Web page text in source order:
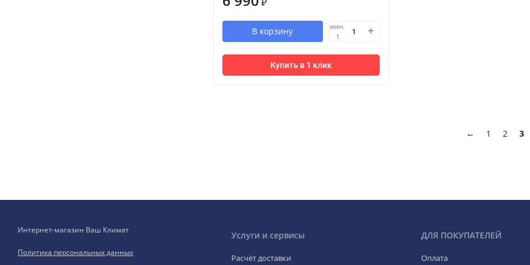
₽
В корзину
мин.
1
Купить в 1 клик
← 1 2 3
Интернет-магазин Ваш Климат
Политика персональных данных
Услуги и сервисы
Расчёт доставки
ДЛЯ ПОКУПАТЕЛЕЙ
Оплата